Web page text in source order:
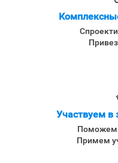
Участвуем в
Поможем
Примем